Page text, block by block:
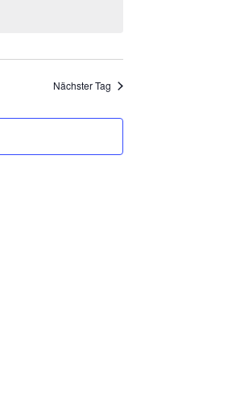
NAVIGATION
Nächster Tag